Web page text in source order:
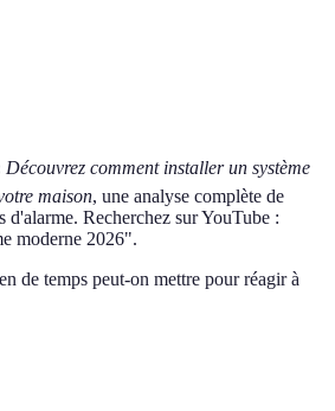
Découvrez comment installer un système
maison, une analyse complète de
d'alarme. Recherchez sur YouTube :
moderne 2026".
de temps peut-on mettre pour réagir à